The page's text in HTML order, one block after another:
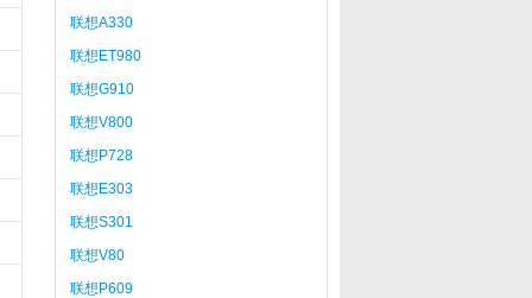
联想A330
联想ET980
联想G910
联想V800
联想P728
联想E303
联想S301
联想V80
联想P609